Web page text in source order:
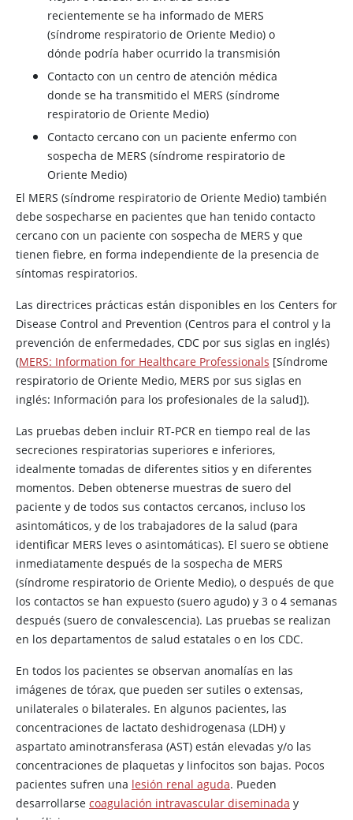
recientemente se ha informado de MERS
(síndrome respiratorio de Oriente Medio) o
dónde podría haber ocurrido la transmisión
Contacto con un centro de atención médica
donde se ha transmitido el MERS (síndrome
respiratorio de Oriente Medio)
Contacto cercano con un paciente enfermo con
sospecha de MERS (síndrome respiratorio de
Oriente Medio)
El MERS (síndrome respiratorio de Oriente Medio) también
debe sospecharse en pacientes que han tenido contacto
cercano con un paciente con sospecha de MERS y que
tienen fiebre, en forma independiente de la presencia de
síntomas respiratorios.
Las directrices prácticas están disponibles en los Centers for
Disease Control and Prevention (Centros para el control y la
prevención de enfermedades, CDC por sus siglas en inglés)
(MERS: Information for Healthcare Professionals [Síndrome
respiratorio de Oriente Medio, MERS por sus siglas en
inglés: Información para los profesionales de la salud]).
Las pruebas deben incluir RT-PCR en tiempo real de las
secreciones respiratorias superiores e inferiores,
idealmente tomadas de diferentes sitios y en diferentes
momentos. Deben obtenerse muestras de suero del
paciente y de todos sus contactos cercanos, incluso los
asintomáticos, y de los trabajadores de la salud (para
identificar MERS leves o asintomáticas). El suero se obtiene
inmediatamente después de la sospecha de MERS
(síndrome respiratorio de Oriente Medio), o después de que
los contactos se han expuesto (suero agudo) y 3 o 4 semanas
después (suero de convalescencia). Las pruebas se realizan
en los departamentos de salud estatales o en los CDC.
En todos los pacientes se observan anomalías en las
imágenes de tórax, que pueden ser sutiles o extensas,
unilaterales o bilaterales. En algunos pacientes, las
concentraciones de lactato deshidrogenasa (LDH) y
aspartato aminotransferasa (AST) están elevadas y/o las
concentraciones de plaquetas y linfocitos son bajas. Pocos
pacientes sufren una lesión renal aguda. Pueden
desarrollarse coagulación intravascular diseminada y